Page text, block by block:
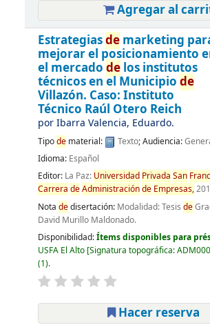
Agregar al
Estrategiasdemarketing
mejorar el posicionamiento
el mercado delos institutos
técnicos en el Municipio de
Villazón. Caso: Instituto
Técnico Raúl Otero Reich
porIbarra Valencia, Eduardo.
Tipodematerial: Texto; Audiencia:
Idioma: Español
Editor: La Paz: Universidad Privada San
Carrera deAdministraciónde Empresas,
Nota dedisertación: Modalidad: Tesis de
David Murillo Maldonado.
Disponibilidad:Ítems disponibles para
USFA El Alto Signatura topográfica:
(1).
Hacer reserva